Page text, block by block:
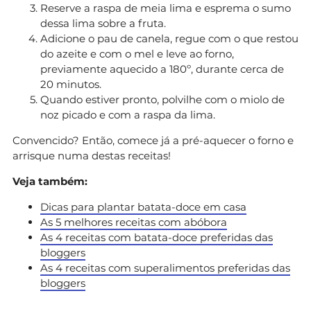
Reserve a raspa de meia lima e esprema o sumo
dessa lima sobre a fruta.
Adicione o pau de canela, regue com o que restou
do azeite e com o mel e leve ao forno,
previamente aquecido a 180º, durante cerca de
20 minutos.
Quando estiver pronto, polvilhe com o miolo de
noz picado e com a raspa da lima.
Convencido? Então, comece já a pré-aquecer o forno e
arrisque numa destas receitas!
Veja também:
Dicas para plantar batata-doce em casa
As 5 melhores receitas com abóbora
As 4 receitas com batata-doce preferidas das
bloggers
As 4 receitas com superalimentos preferidas das
bloggers